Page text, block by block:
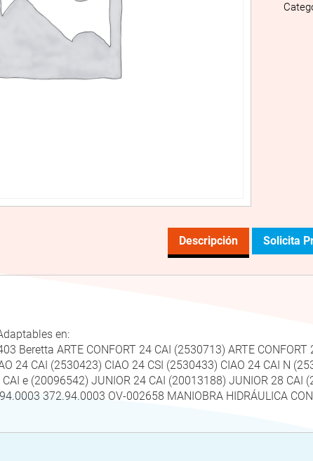
Descripción Solicita
en:
Beretta ARTE CONFORT 24 CAI (2530713) ARTE
24 CAI (2530423) CIAO 24 CSI (2530433) CIAO 24 CAI N
e (20096542) JUNIOR 24 CAI (20013188) JUNIOR 28
372.94.0003 OV-002658 MANIOBRA HIDRÁULICA